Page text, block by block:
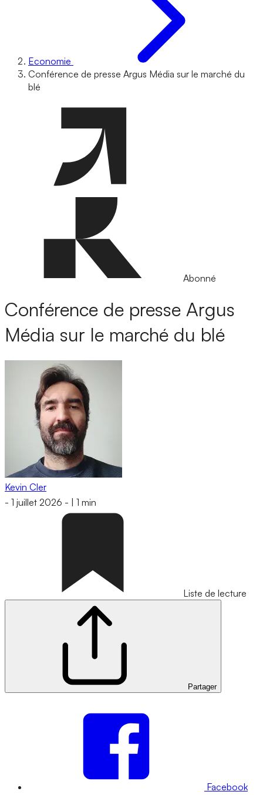
Economie
Conférence de presse Argus Média sur le marché du
blé
Abonné
Conférence de presse Argus
Média sur le marché du blé
Kevin Cler
- 1 juillet 2026 - 1 min
Liste de lecture
Partager
Facebook